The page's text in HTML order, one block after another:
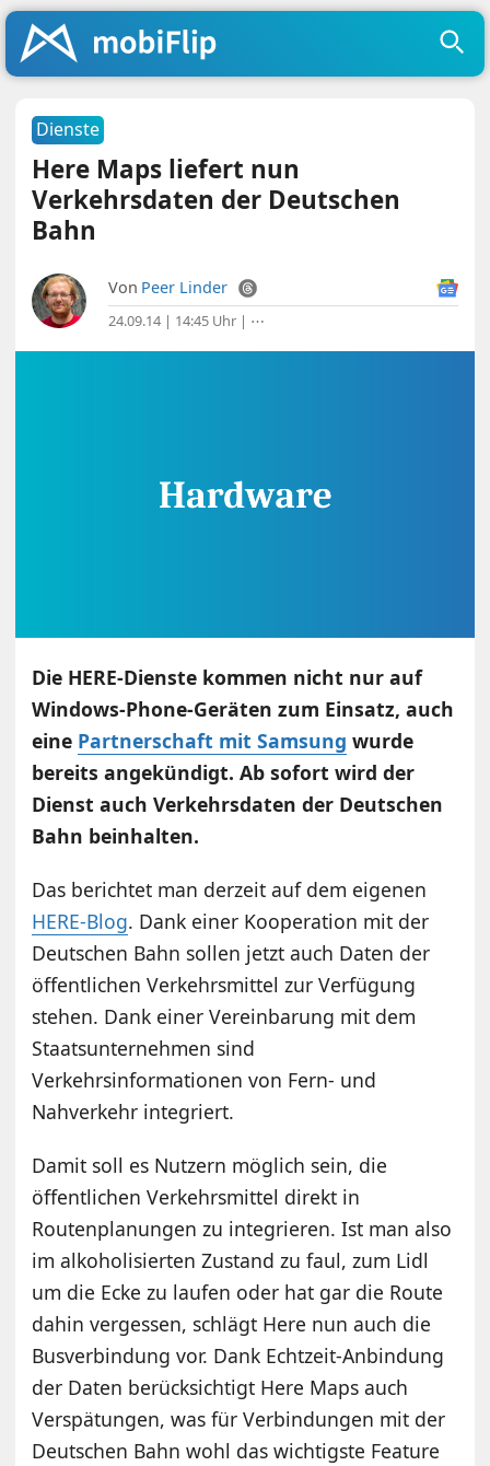
Dienste
Here Maps liefert nun
Verkehrsdaten der Deutschen
Bahn
Von Peer Linder
24.09.14 | 14:45 Uhr | ⋯
Die HERE-Dienste kommen nicht nur auf
Windows-Phone-Geräten zum Einsatz, auch
eine Partnerschaft mit Samsung wurde
bereits angekündigt. Ab sofort wird der
Dienst auch Verkehrsdaten der Deutschen
Bahn beinhalten.
Das berichtet man derzeit auf dem eigenen
HERE-Blog. Dank einer Kooperation mit der
Deutschen Bahn sollen jetzt auch Daten der
öffentlichen Verkehrsmittel zur Verfügung
stehen. Dank einer Vereinbarung mit dem
Staatsunternehmen sind
Verkehrsinformationen von Fern- und
Nahverkehr integriert.
Damit soll es Nutzern möglich sein, die
öffentlichen Verkehrsmittel direkt in
Routenplanungen zu integrieren. Ist man also
im alkoholisierten Zustand zu faul, zum Lidl
um die Ecke zu laufen oder hat gar die Route
dahin vergessen, schlägt Here nun auch die
Busverbindung vor. Dank Echtzeit-Anbindung
der Daten berücksichtigt Here Maps auch
Verspätungen, was für Verbindungen mit der
Deutschen Bahn wohl das wichtigste Feature